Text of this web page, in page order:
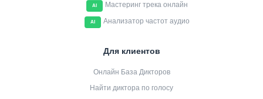
AI Мастеринг трека онлайн
AI Анализатор частот аудио
Для клиентов
Онлайн База Дикторов
Найти диктора по голосу